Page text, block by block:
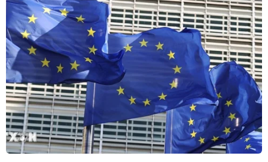
dục
08/08/2026 02:51
Bộ Giáo dục và Đào tạo
công bố Khung kế hoạch thời gian
năm học
07/08/2026 23:54
7 học sinh đội tuyển Việt Nam đoạt